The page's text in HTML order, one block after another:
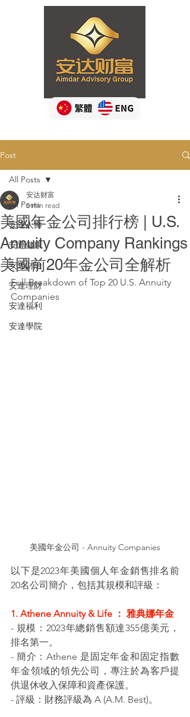
Button
Post
All Posts
安達人壽
安達健康
安達財險
安達理財
安達福利
安達學院
All Posts
美國年金公司排行榜 | U.S.
Annuity Company Rankings
美國前20年金公司全解析
安达财富
5 min read
Full Breakdown of Top 20 U.S. Annuity
Companies
美國年金公司 - Annuity Companies
以下是2023年美國個人年金銷售排名前
20名公司簡介，包括其規模和評級：
1. Athene Annuity & Life ： 雅典娜年金
- 規模：2023年總銷售額達355億美元，
排名第一。
- 簡介：Athene 是固定年金和固定指數
年金領域的領先公司，專注於為客戶提
供退休收入保障和資產保護。
- 評級：財務評級為 A (A.M. Best)。